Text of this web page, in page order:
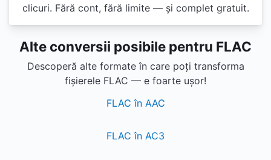
clicuri. Fără cont, fără limite — și complet gratuit.
Alte conversii posibile pentru FLAC
Descoperă alte formate în care poți transforma
fișierele FLAC — e foarte ușor!
FLAC în AAC
FLAC în AC3